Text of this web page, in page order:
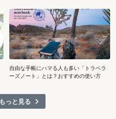
自由な手帳にハマる人も多い「トラベラ
ーズノート」とは？おすすめの使い方
っと見る